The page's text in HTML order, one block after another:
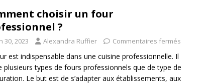
choisir un four
?
30, 2023 Alexandra Ruffier Commentaires fermés
est indispensable dans une cuisine professionnelle. Il
plusieurs types de fours professionnels que de type de
Le but est de s’adapter aux établissements, aux